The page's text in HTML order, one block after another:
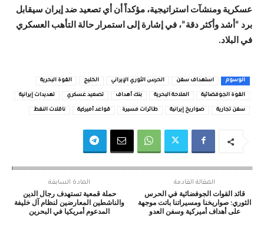
عسكرية ومنشآت استراتيجية، مؤكداً أن أي تصعيد ضد إيران سيقابل
برد “أشد وأكثر دقة”، في إشارة إلى استمرار حالة التأهب العسكري
في البلاد.
الوسوم استهداف سفن الحرس الثوري الإيراني الخليج القوة البحرية
القوة الجوفضائية الملاحة البحرية بنك أهداف تصعيد عسكري تهديدات إيرانية
سفن تجارية صواريخ إيرانية طائرات مسيرة قواعد أميركية ناقلات النفط
المادة السابقة
حملة قمعية تستهدف رجال الدين
والناشطين المعارضين لنظام آل خليفة
المدعوم أمريكيا في البحرين
المقالة القادمة
قائد القوات الجوفضائية في الحرس
الثوري: صواريخنا ومسيراتنا باتت موجهة
على أهداف أميركية وسفن العدو